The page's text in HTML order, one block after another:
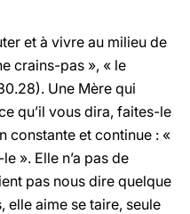
et à vivre au milieu de
crains-pas », « le
Une Mère qui
qu’il vous dira, faites-le
constante et continue : «
». Elle n’a pas de
pas nous dire quelque
elle aime se taire, seule